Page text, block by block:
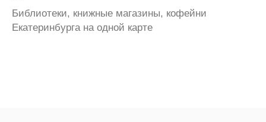
Библиотеки, книжные магазины, кофейни
Екатеринбурга на одной карте